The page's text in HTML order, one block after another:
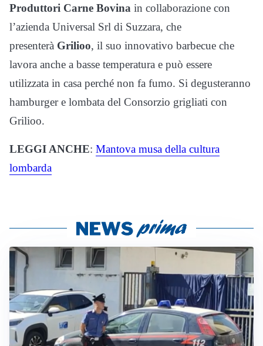
Produttori Carne Bovina in collaborazione con
l’azienda Universal Srl di Suzzara, che
presenterà Grilioo, il suo innovativo barbecue che
lavora anche a basse temperatura e può essere
utilizzata in casa perché non fa fumo. Si degusteranno
hamburger e lombata del Consorzio grigliati con
Grilioo.
LEGGI ANCHE: Mantova musa della cultura
lombarda